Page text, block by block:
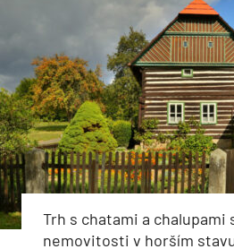
Trh s chatami a chalupami
nemovitosti v horším